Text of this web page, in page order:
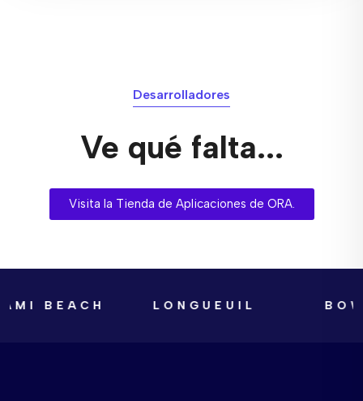
Desarrolladores
Ve qué falta...
Visita la Tienda de Aplicaciones de ORA.
BEACH LONGUEUIL